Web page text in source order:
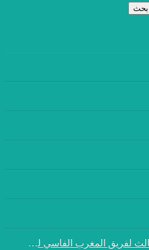
بحث
في الجمع العام الثالث لفريق المغرب الفاسي لكرة القدم: